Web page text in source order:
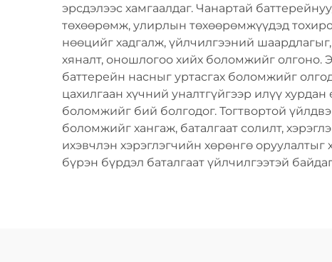
эрсдэлээс хамгаалдаг. Чанартай
төхөөрөмж, улирлын төхөөрөмжүүдэд
нөөцийг хадгалж, үйлчилгээний
хяналт, оношлогоо хийх боломжийг олгоно.
баттерейн насныг уртасгах боломжийг
цахилгаан хүчний уналтгүйгээр илүү
боломжийг бий болгодог. Тогтвортой
боломжийг хангаж, баталгаат солилт,
ихэвчлэн хэрэглэгчийн хөрөнгө оруулалтыг
бүрэн бүрдэл баталгаат үйлчилгээтэй